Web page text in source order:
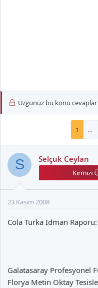
Üzgünüz bu konu cevaplar
1 …
S Selçuk Ceylan
23 Kasım 2008
Cola Turka İdman
Galatasaray Profesyonel
Florya Metin Oktay